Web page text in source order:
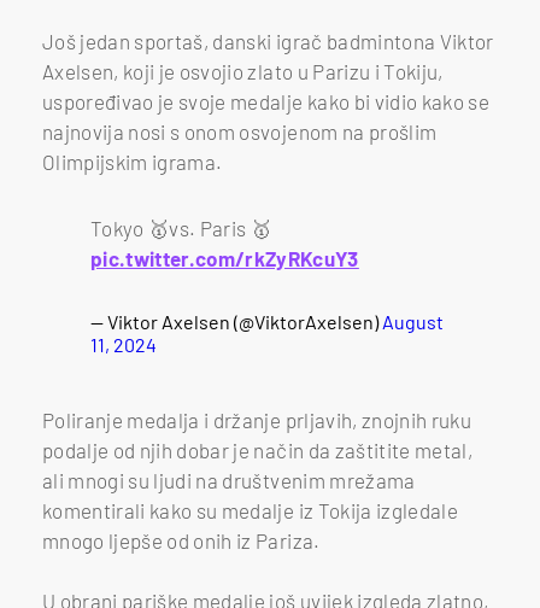
Još jedan sportaš, danski igrač badmintona Viktor
Axelsen, koji je osvojio zlato u Parizu i Tokiju,
uspoređivao je svoje medalje kako bi vidio kako se
najnovija nosi s onom osvojenom na prošlim
Olimpijskim igrama.
Tokyo 🥇vs. Paris 🥇
pic.twitter.com/rkZyRKcuY3
— Viktor Axelsen (@ViktorAxelsen)August
11, 2024
Poliranje medalja i držanje prljavih, znojnih ruku
podalje od njih dobar je način da zaštitite metal,
ali mnogi su ljudi na društvenim mrežama
komentirali kako su medalje iz Tokija izgledale
mnogo ljepše od onih iz Pariza.
U obrani pariške medalje još uvijek izgleda zlatno,